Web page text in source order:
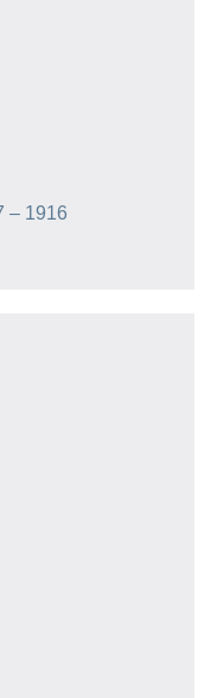
– 1916